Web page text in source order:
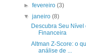
►fevereiro(3)
▼janeiro(8)
Descubra Seu
Financeira
Altman Z-Score: o
análise de ...